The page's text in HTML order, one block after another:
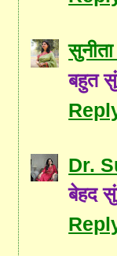
बहुत
Dr.
बेहद